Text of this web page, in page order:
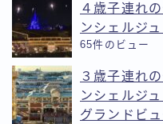
４歳子連れ
ンシェルジ
65件のビュー
３歳子連れ
ンシェルジ
グランドビ